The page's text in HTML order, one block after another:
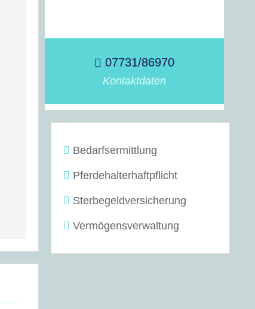
07731/86970
Kontaktdaten
Bedarfsermittlung
Pferdehalterhaftpflicht
Sterbegeldversicherung
Vermögensverwaltung